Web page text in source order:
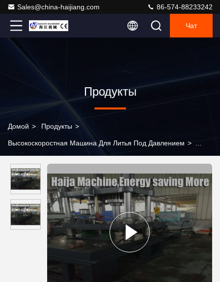
Sales@china-haijiang.com 86-574-88233242
Чат
Продукты
Домой > Продукты >
Высокоскоростная Машина Для Литья Под Давлением >
бака машины 1300Л впрыски отливая в форму